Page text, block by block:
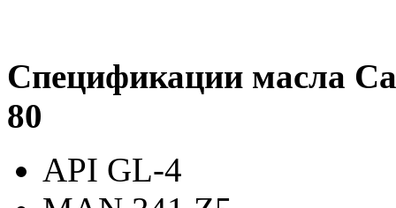
Спецификации масла
80
API GL-4